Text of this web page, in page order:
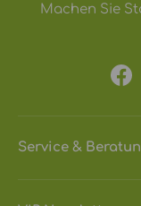
Machen Sie
Service &